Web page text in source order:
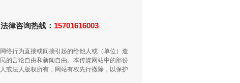
律咨询热线： 15701616003
络行为直接或间接引起的给他人或（单位）造
的言论自由和新闻自由。本传媒网站中的部份
或法人版权所有，网站有权先行撤除，以保护